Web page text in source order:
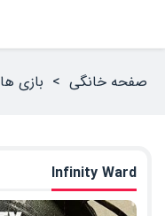
صفحه خانگی > بازی ها
Infinity Ward